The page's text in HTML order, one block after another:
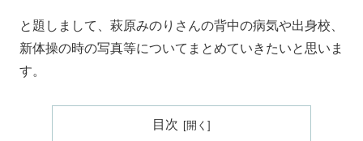
と題しまして、萩原みのりさんの背中の病気や出身校、
新体操の時の写真等についてまとめていきたいと思いま
す。
目次